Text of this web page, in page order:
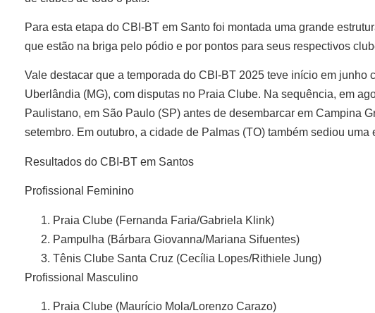
Para esta etapa do CBI-BT em Santo foi montada uma grande
que estão na briga pelo pódio e por pontos para seus respectivos
Vale destacar que a temporada do CBI-BT 2025 teve início em junho
Uberlândia (MG), com disputas no Praia Clube. Na sequência, em
Paulistano, em São Paulo (SP) antes de desembarcar em Campina
setembro. Em outubro, a cidade de Palmas (TO) também sediou uma
Resultados do CBI-BT em Santos
Profissional Feminino
Praia Clube (Fernanda Faria/Gabriela Klink)
Pampulha (Bárbara Giovanna/Mariana Sifuentes)
Tênis Clube Santa Cruz (Cecília Lopes/Rithiele Jung)
Profissional Masculino
Praia Clube (Maurício Mola/Lorenzo Carazo)